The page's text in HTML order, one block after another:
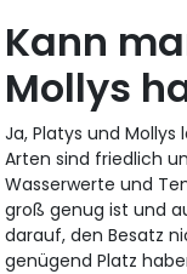
Kann
Mollys
Ja, Platys und
Arten sind friedlich
Wasserwerte und
groß genug ist und
darauf, den Besatz
genügend Platz